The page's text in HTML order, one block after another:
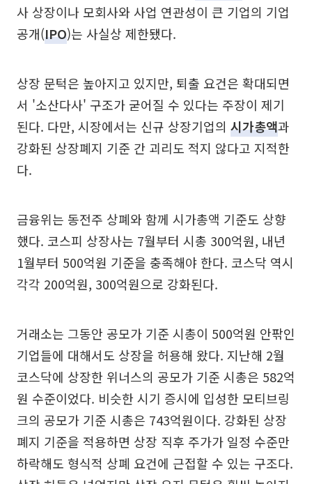
사 상장이나 모회사와 사업 연관성이 큰 기업의 기업
공개(IPO)는 사실상 제한됐다.
상장 문턱은 높아지고 있지만, 퇴출 요건은 확대되면
서 '소산다사' 구조가 굳어질 수 있다는 주장이 제기
된다. 다만, 시장에서는 신규 상장기업의 시가총액과
강화된 상장폐지 기준 간 괴리도 적지 않다고 지적한
다.
금융위는 동전주 상폐와 함께 시가총액 기준도 상향
했다. 코스피 상장사는 7월부터 시총 300억원, 내년
1월부터 500억원 기준을 충족해야 한다. 코스닥 역시
각각 200억원, 300억원으로 강화된다.
거래소는 그동안 공모가 기준 시총이 500억원 안팎인
기업들에 대해서도 상장을 허용해 왔다. 지난해 2월
코스닥에 상장한 위너스의 공모가 기준 시총은 582억
원 수준이었다. 비슷한 시기 증시에 입성한 모티브링
크의 공모가 기준 시총은 743억원이다. 강화된 상장
폐지 기준을 적용하면 상장 직후 주가가 일정 수준만
하락해도 형식적 상폐 요건에 근접할 수 있는 구조다.